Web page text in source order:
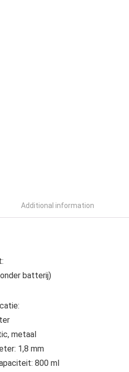
Additional information
batterij)
metaal
1,8 mm
800 ml